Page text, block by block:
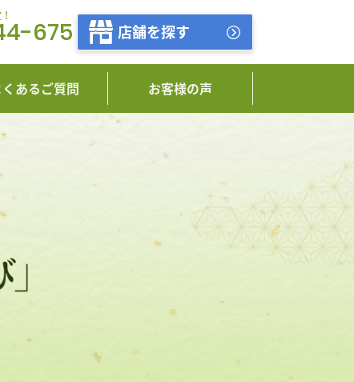
675 店舗を探す
あるご質問 お客様の声